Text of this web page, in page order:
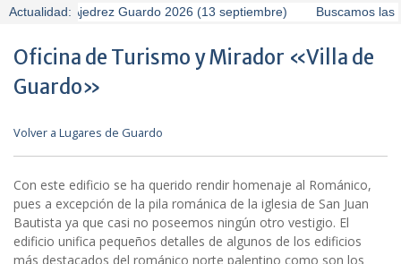
Actualidad:de Ajedrez Guardo 2026 (13 septiembre) Buscamos las
Oficina de Turismo y Mirador «Villa de
Guardo»
Volver a Lugares de Guardo
Con este edificio se ha querido rendir homenaje al Románico,
pues a excepción de la pila románica de la iglesia de San Juan
Bautista ya que casi no poseemos ningún otro vestigio. El
edificio unifica pequeños detalles de algunos de los edificios
más destacados del románico norte palentino como son los